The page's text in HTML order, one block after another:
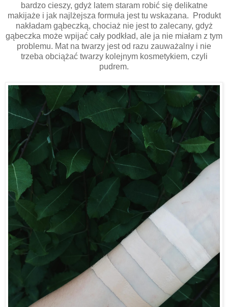
bardzo cieszy, gdyż latem staram robić się delikatne
makijaże i jak najlżejsza formuła jest tu wskazana. Produkt
nakładam gąbeczką, chociaż nie jest to zalecany, gdyż
gąbeczka może wpijać cały podkład, ale ja nie miałam z tym
problemu. Mat na twarzy jest od razu zauważalny i nie
trzeba obciążać twarzy kolejnym kosmetykiem, czyli
pudrem.